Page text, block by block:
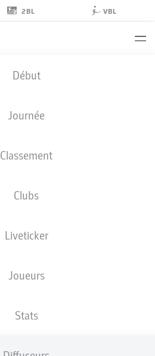
2BL VBL
Début
Journée
Classement
Clubs
Liveticker
Joueurs
Stats